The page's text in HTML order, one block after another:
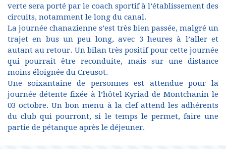
verte sera porté par le coach sportif à l’établissement des
circuits, notamment le long du canal.
La journée chanazienne s’est très bien passée, malgré un
trajet en bus un peu long, avec 3 heures à l’aller et
autant au retour. Un bilan très positif pour cette journée
qui pourrait être reconduite, mais sur une distance
moins éloignée du Creusot.
Une soixantaine de personnes est attendue pour la
journée détente fixée à l’hôtel Kyriad de Montchanin le
03 octobre. Un bon menu à la clef attend les adhérents
du club qui pourront, si le temps le permet, faire une
partie de pétanque après le déjeuner.